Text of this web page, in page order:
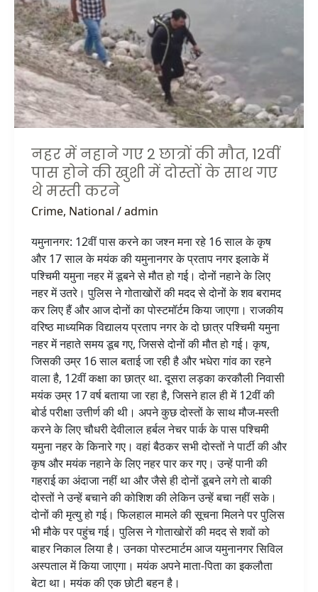
नहर में नहाने गए 2 छात्रों की मौत, 12वीं
पास होने की खुशी में दोस्तों के साथ गए
थे मस्ती करने
Crime, National /admin
यमुनानगर: 12वीं पास करने का जश्न मना रहे 16 साल के कृष
और 17 साल के मयंक की यमुनानगर के प्रताप नगर इलाके में
पश्चिमी यमुना नहर में डूबने से मौत हो गई। दोनों नहाने के लिए
नहर में उतरे। पुलिस ने गोताखोरों की मदद से दोनों के शव बरामद
कर लिए हैं और आज दोनों का पोस्टमॉर्टम किया जाएगा। राजकीय
वरिष्ठ माध्यमिक विद्यालय प्रताप नगर के दो छात्र पश्चिमी यमुना
नहर में नहाते समय डूब गए, जिससे दोनों की मौत हो गई। कृष,
जिसकी उम्र 16 साल बताई जा रही है और भधेरा गांव का रहने
वाला है, 12वीं कक्षा का छात्र था. दूसरा लड़का करकौली निवासी
मयंक उम्र 17 वर्ष बताया जा रहा है, जिसने हाल ही में 12वीं की
बोर्ड परीक्षा उत्तीर्ण की थी। अपने कुछ दोस्तों के साथ मौज-मस्ती
करने के लिए चौधरी देवीलाल हर्बल नेचर पार्क के पास पश्चिमी
यमुना नहर के किनारे गए। वहां बैठकर सभी दोस्तों ने पार्टी की और
कृष और मयंक नहाने के लिए नहर पार कर गए। उन्हें पानी की
गहराई का अंदाजा नहीं था और जैसे ही दोनों डूबने लगे तो बाकी
दोस्तों ने उन्हें बचाने की कोशिश की लेकिन उन्हें बचा नहीं सके।
दोनों की मृत्यु हो गई। फिलहाल मामले की सूचना मिलने पर पुलिस
भी मौके पर पहुंच गई। पुलिस ने गोताखोरों की मदद से शवों को
बाहर निकाल लिया है। उनका पोस्टमार्टम आज यमुनानगर सिविल
अस्पताल में किया जाएगा। मयंक अपने माता-पिता का इकलौता
बेटा था। मयंक की एक छोटी बहन है।
छात्रों
की
मौत,
12वीं
पास
होने
की
खुशी
में
दोस्तों
के
साथ
गए
मस्ती
करने